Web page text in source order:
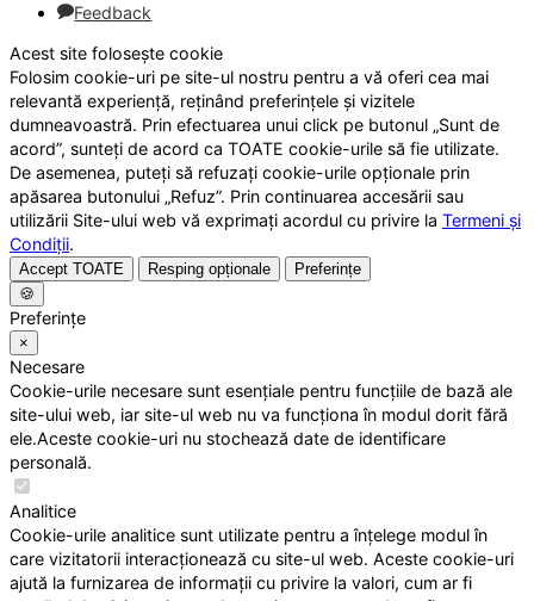
Feedback
Acest site folosește cookie
Folosim cookie-uri pe site-ul nostru pentru a vă oferi cea mai
relevantă experiență, reținând preferințele și vizitele
dumneavoastră. Prin efectuarea unui click pe butonul „Sunt de
acord”, sunteți de acord ca TOATE cookie-urile să fie utilizate.
De asemenea, puteți să refuzați cookie-urile opționale prin
apăsarea butonului „Refuz”. Prin continuarea accesării sau
utilizării Site-ului web vă exprimați acordul cu privire la Termeni și
Condiții.
Accept TOATE Resping opționale
Preferințe
🍪
Preferințe
×
Necesare
Cookie-urile necesare sunt esențiale pentru funcțiile de bază ale
site-ului web, iar site-ul web nu va funcționa în modul dorit fără
ele.Aceste cookie-uri nu stochează date de identificare
personală.
Analitice
Cookie-urile analitice sunt utilizate pentru a înțelege modul în
care vizitatorii interacționează cu site-ul web. Aceste cookie-uri
ajută la furnizarea de informații cu privire la valori, cum ar fi